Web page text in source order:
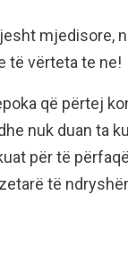
mjedisore,
të vërteta te ne!
që përtej
nuk duan ta
për të
të